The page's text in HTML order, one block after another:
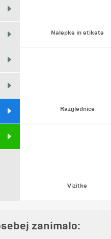
Nalepke in etikete
Razglednice
Vizitke
zanimalo: